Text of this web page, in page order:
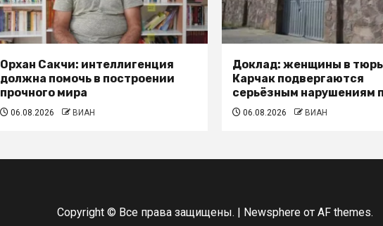
Орхан Сакчи: интеллигенция
должна помочь в построении
прочного мира
06.08.2026 ВИАН
Доклад: женщины в
Карчак подвергаются
серьёзным нарушениям
06.08.2026 ВИАН
Copyright © Все права защищены. | Newsphereот AF themes.